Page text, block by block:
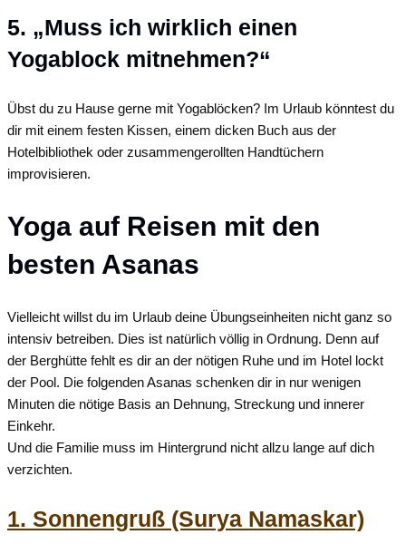
5. „Muss ich wirklich einen
Yogablock mitnehmen?“
Übst du zu Hause gerne mit Yogablöcken? Im Urlaub könntest du
dir mit einem festen Kissen, einem dicken Buch aus der
Hotelbibliothek oder zusammengerollten Handtüchern
improvisieren.
Yoga auf Reisen mit den
besten Asanas
Vielleicht willst du im Urlaub deine Übungseinheiten nicht ganz so
intensiv betreiben. Dies ist natürlich völlig in Ordnung. Denn auf
der Berghütte fehlt es dir an der nötigen Ruhe und im Hotel lockt
der Pool. Die folgenden Asanas schenken dir in nur wenigen
Minuten die nötige Basis an Dehnung, Streckung und innerer
Einkehr.
Und die Familie muss im Hintergrund nicht allzu lange auf dich
verzichten.
1. Sonnengruß (Surya Namaskar)